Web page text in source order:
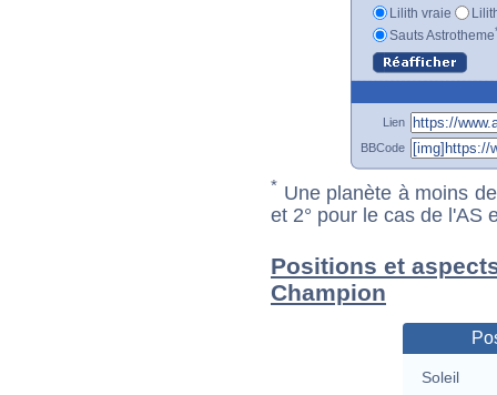
Lilith vraie
Sauts Astrotheme
Lien
BBCode
* Une planète à moins
et 2° pour le cas de l'AS
Positions et
Champion
Soleil